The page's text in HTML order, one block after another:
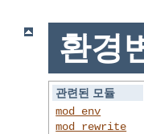
환경
관련된 모듈
mod_env
mod_rewrite